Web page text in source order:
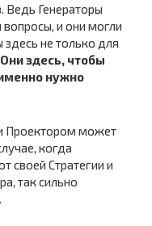
Ведь Генераторы
и они могли
здесь не только для
Они здесь, чтобы
нужно
Проектором может
когда
своей Стратегии и
так сильно